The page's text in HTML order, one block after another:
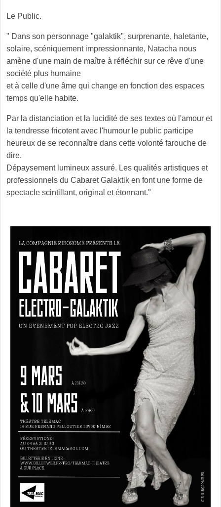
Le Public.
" Dans son personnage "galaktik", surprenante, haletante,
solaire, scéniquement impressionnante, Natacha nous
amène d'une main de maître à réfléchir sur ce rêve d'une
société plus humaine
et à celle d'une âme qui change en fonction des espaces
temps qu'elle habite.
Par la distanciation et la lucidité de ses textes où l'amour et
la tendresse fricotent avec l'humour le public participe
heureux de se reconnaître dans cette volonté farouche de
dire.
Dépaysement lumineux assuré. Les qualités artistiques et
professionnels du Cabaret Galaktik en font une forme de
spectacle scintillant, original et étonnant."